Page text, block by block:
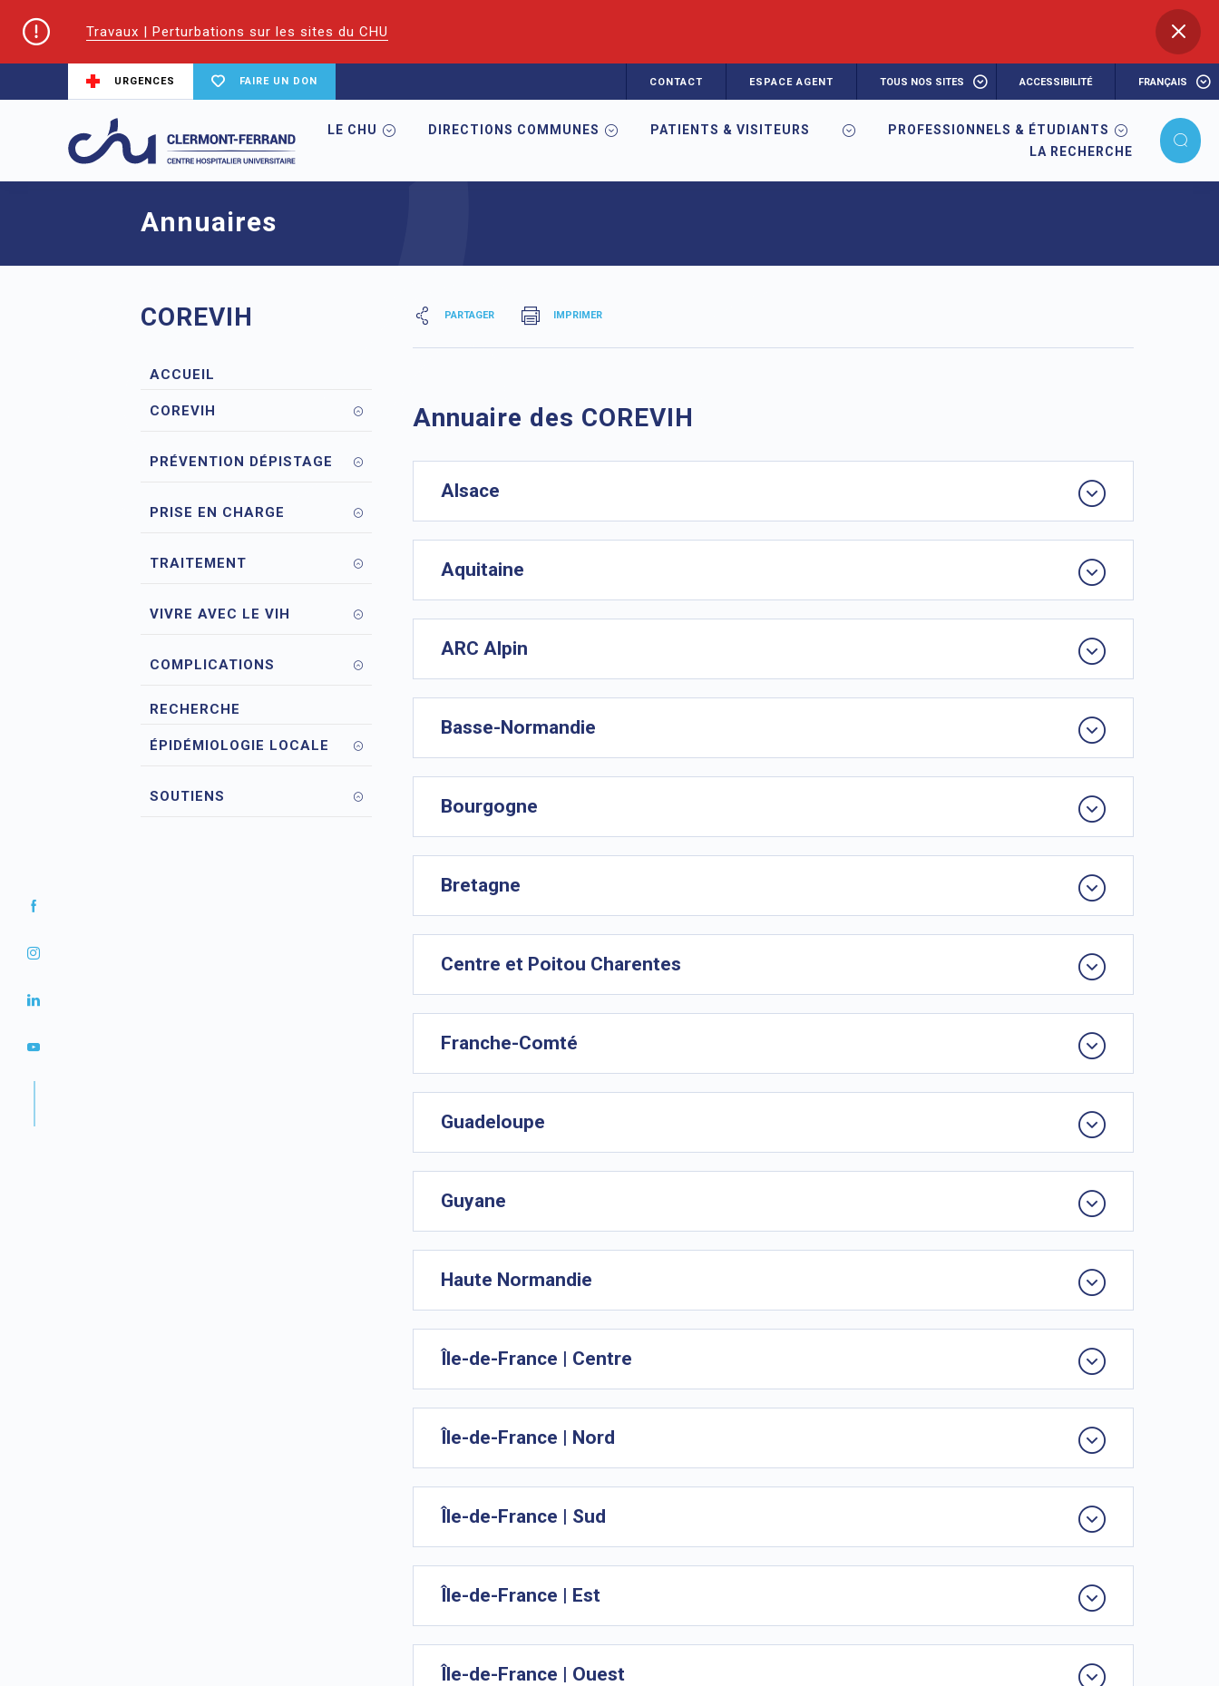
Travaux | Perturbations sur les sites du CHU
URGENCES FAIRE UN DON CONTACT ESPACE AGENT TOUS NOS SITES ACCESSIBILITÉ FRANÇAIS
LE CHU DIRECTIONS COMMUNES PATIENTS & VISITEURS
PROFESSIONNELS & ÉTUDIANTS
LA RECHERCHE
Accueil CoReSS Auvergne Loire Annuaires
Annuaires
COREVIH
ACCUEIL
COREVIH
PRÉVENTION DÉPISTAGE
PRISE EN CHARGE
TRAITEMENT
VIVRE AVEC LE VIH
COMPLICATIONS
RECHERCHE
ÉPIDÉMIOLOGIE LOCALE
SOUTIENS
PARTAGER IMPRIMER
Annuaire des COREVIH
Alsace
Aquitaine
ARC Alpin
Basse-Normandie
Bourgogne
Bretagne
Centre et Poitou Charentes
Franche-Comté
Guadeloupe
Guyane
Haute Normandie
Île-de-France | Centre
Île-de-France | Nord
Île-de-France | Sud
Île-de-France | Est
Île-de-France | Ouest